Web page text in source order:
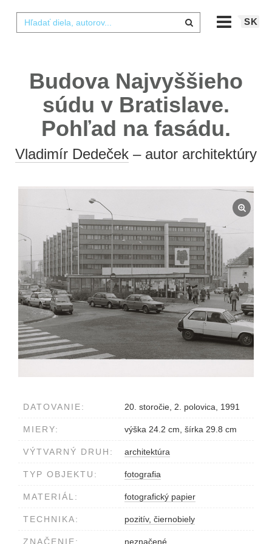
SK
Budova Najvyššieho
súdu v Bratislave.
Pohľad na fasádu.
Vladimír Dedeček – autor architektúry
DATOVANIE: 20. storočie, 2. polovica, 1991
MIERY: výška 24.2 cm, šírka 29.8 cm
VÝTVARNÝ DRUH: architektúra
TYP OBJEKTU: fotografia
MATERIÁL: fotografický papier
TECHNIKA: pozitív, čiernobiely
ZNAČENIE: neznačené